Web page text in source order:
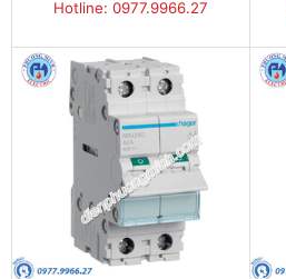
Hotline: 0977.9966.27